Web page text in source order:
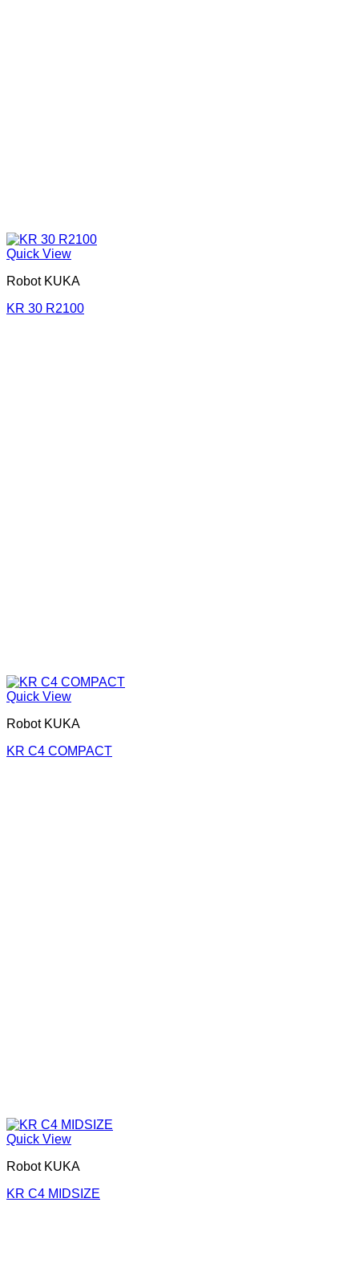
Quick View
Robot KUKA
KR 30 R2100
Quick View
Robot KUKA
KR C4 COMPACT
Quick View
Robot KUKA
KR C4 MIDSIZE